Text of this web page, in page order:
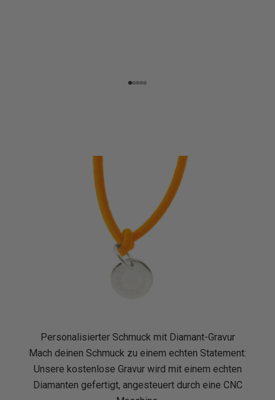
Gehe zu Element 1
Gehe zu Element 2
Gehe zu Element 3
Gehe zu Element 4
Gehe zu Element 5
Personalisierter Schmuck mit Diamant-Gravur
Mach deinen Schmuck zu einem echten Statement:
Unsere kostenlose Gravur wird mit einem echten
Diamanten gefertigt, angesteuert durch eine CNC